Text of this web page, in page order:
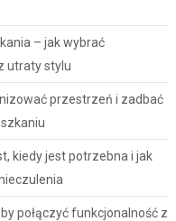
– jak wybrać
utraty stylu
przestrzeń i zadbać
kiedy jest potrzebna i jak
połączyć funkcjonalność z